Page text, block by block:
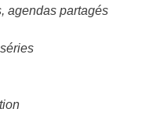
agendas partagés